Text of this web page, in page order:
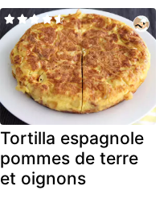
Tortilla espagnole
pommes de terre
et oignons